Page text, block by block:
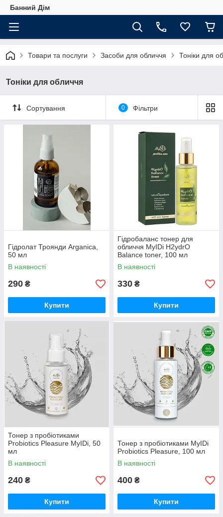
Банний Дім
Товари та послуги Засоби для обличчя Тоніки для
Тоніки для обличчя
Сортування 0 Фільтри
Гідролат Троянди Arganica,
50 мл
В наявності
290 ₴
Купити
Гідробаланс тонер для
обличчя MyIDi H2ydrO
Balance toner, 100 мл
В наявності
330 ₴
Купити
Тонер з пробіотиками
Probiotics Pleasure MyIDi, 50
мл
В наявності
240 ₴
Купити
Тонер з пробіотиками MyIDi
Probiotics Pleasure, 100 мл
В наявності
400 ₴
Купити